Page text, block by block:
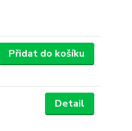
Přidat do košíku
Detail